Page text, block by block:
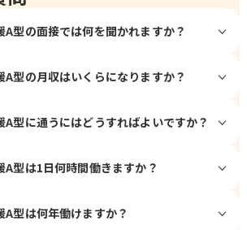
A型の面接では何を聞かれますか？
A型の月収はいくらになりますか？
A型に通うにはどうすればよいですか？
A型は1日何時間働きますか？
A型は何年働けますか？